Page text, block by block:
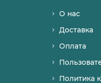
О нас
Доставка
Оплата
Политика